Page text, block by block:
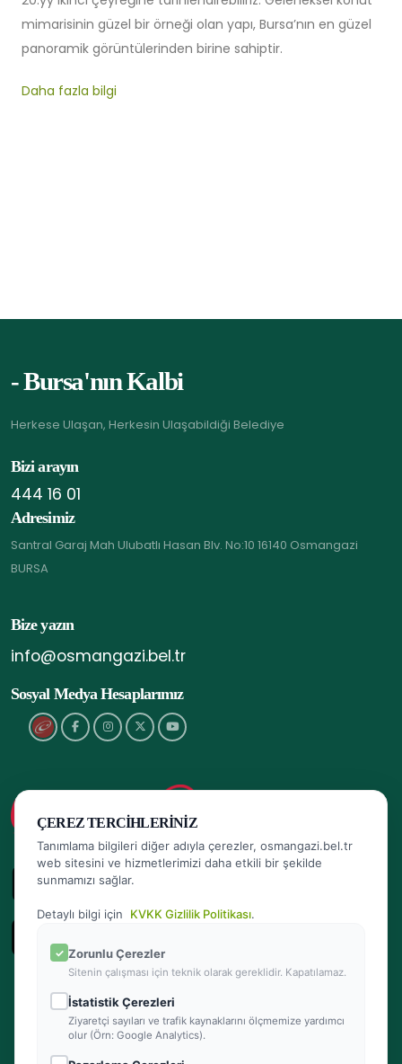
mimarisinin güzel bir örneği olan yapı, Bursa’nın en güzel
panoramik görüntülerinden birine sahiptir.
Daha fazla bilgi
- Bursa'nın Kalbi
Herkese Ulaşan, Herkesin Ulaşabildiği Belediye
Bizi arayın
444 16 01
Adresimiz
Santral Garaj Mah Ulubatlı Hasan Blv. No:10 16140 Osmangazi
BURSA
Bize yazın
info@osmangazi.bel.tr
Sosyal Medya Hesaplarımız
ÇEREZ TERCIHLERINIZ
Tanımlama bilgileri diğer adıyla çerezler, osmangazi.bel.tr
web sitesini ve hizmetlerimizi daha etkili bir şekilde
sunmamızı sağlar.
Detaylı bilgi için KVKK Gizlilik Politikası.
Zorunlu Çerezler
Sitenin çalışması için teknik olarak gereklidir. Kapatılamaz.
İstatistik Çerezleri
Ziyaretçi sayıları ve trafik kaynaklarını ölçmemize yardımcı
olur (Örn: Google Analytics).